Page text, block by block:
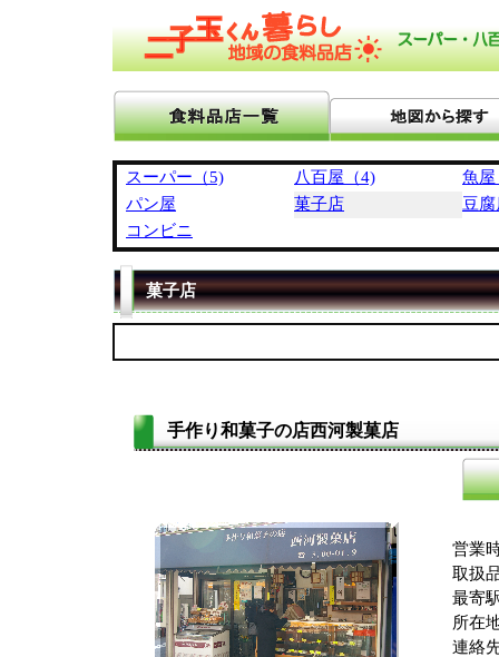
スーパー（5) 八百屋（4)
魚屋
パン屋
菓子店
豆腐
コンビニ
菓子店
手作り和菓子の店西河製菓店
営業
取扱
最寄
所在
連絡